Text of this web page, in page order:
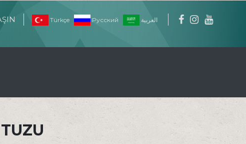
Türkçe Pусский العربية